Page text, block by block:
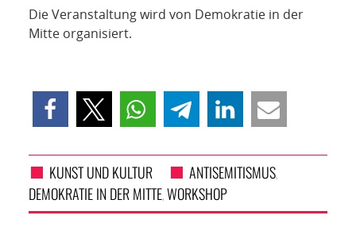
Die Veranstaltung wird von Demokratie in der
Mitte organisiert.
KUNST UND KULTUR ANTISEMITISMUS,
DEMOKRATIE IN DER MITTE,WORKSHOP